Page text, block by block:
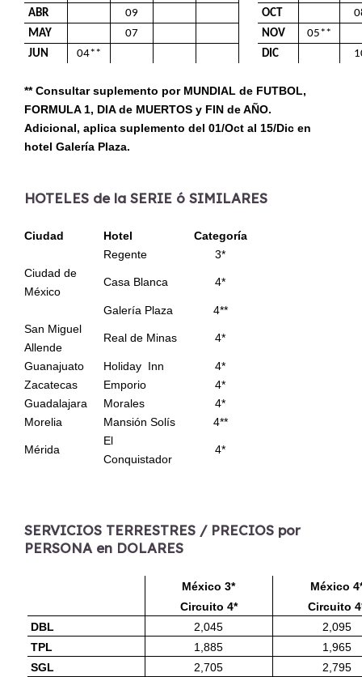
ABR
09 OCT
MAY
07 NOV
05**
JUN
04** DIC
** Consultar suplemento por MUNDIAL de FUTBOL,
FORMULA 1, DIA de MUERTOS y FIN de AÑO.
Adicional, aplica suplemento del 01/Oct al 15/Dic en
hotel Galería Plaza.
HOTELES de la SERIE ó SIMILARES
Ciudad Hotel
Categoría
Regente
3*
Ciudad de
México
Casa Blanca 4*
Galería Plaza
4**
San Miguel
Allende
Real de Minas 4*
Guanajuato Holiday Inn
4*
Zacatecas
Emporio
4*
Guadalajara
Morales
4*
Morelia
Mansión Solís 4**
Mérida
El
Conquistador
4*
SERVICIOS TERRESTRES / PRECIOS por
PERSONA en DOLARES
México 3*
México
Circuito 4*
Circuito
DBL
2,045
2,095
TPL
1,885
1,965
SGL
2,705
2,795